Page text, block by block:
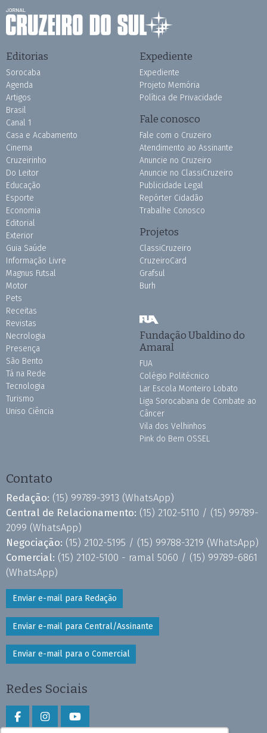
Editorias
Sorocaba
Agenda
Artigos
Brasil
Canal 1
Casa e Acabamento
Cinema
Cruzeirinho
Do Leitor
Educação
Esporte
Economia
Editorial
Exterior
Guia Saúde
Informação Livre
Magnus Futsal
Motor
Pets
Receitas
Revistas
Necrologia
Presença
São Bento
Tá na Rede
Tecnologia
Turismo
Uniso Ciência
Expediente
Expediente
Projeto Memória
Política de Privacidade
Fale conosco
Fale com o Cruzeiro
Atendimento ao Assinante
Anuncie no Cruzeiro
Anuncie no ClassiCruzeiro
Publicidade Legal
Repórter Cidadão
Trabalhe Conosco
Projetos
ClassiCruzeiro
CruzeiroCard
Grafsul
Burh
Fundação Ubaldino do
Amaral
FUA
Colégio Politécnico
Lar Escola Monteiro Lobato
Liga Sorocabana de Combate ao
Câncer
Vila dos Velhinhos
Pink do Bem OSSEL
Contato
Redação: (15) 99789-3913 (WhatsApp)
Central de Relacionamento: (15) 2102-5110 / (15) 99789-
2099 (WhatsApp)
Negociação: (15) 2102-5195 / (15) 99788-3219 (WhatsApp)
Comercial: (15) 2102-5100 - ramal 5060 / (15) 99789-6861
(WhatsApp)
Enviar e-mail para Redação
Enviar e-mail para Central/Assinante
Enviar e-mail para o Comercial
Redes Sociais